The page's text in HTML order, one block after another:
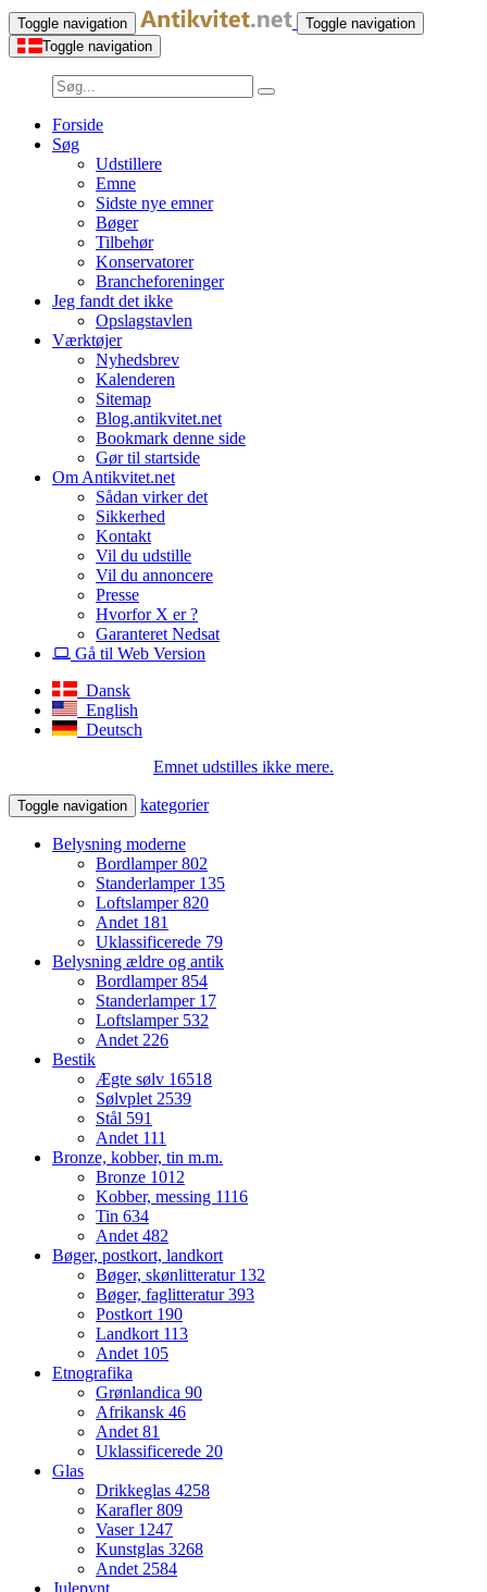
Toggle navigation
Toggle navigation
Toggle navigation
Forside
Søg
Udstillere
Emne
Sidste nye emner
Bøger
Tilbehør
Konservatorer
Brancheforeninger
Jeg fandt det ikke
Opslagstavlen
Værktøjer
Nyhedsbrev
Kalenderen
Sitemap
Blog.antikvitet.net
Bookmark denne side
Gør til startside
Om Antikvitet.net
Sådan virker det
Sikkerhed
Kontakt
Vil du udstille
Vil du annoncere
Presse
Hvorfor X er ?
Garanteret Nedsat
Gå til Web Version
Dansk
English
Deutsch
Emnet udstilles ikke mere.
Toggle navigation kategorier
Belysning moderne
Bordlamper802
Standerlamper 135
Loftslamper820
Andet 181
Uklassificerede 79
Belysning ældre og antik
Bordlamper854
Standerlamper 17
Loftslamper 532
Andet 226
Bestik
Ægte sølv 16518
Sølvplet 2539
Stål 591
Andet 111
Bronze, kobber, tin m.m.
Bronze 1012
Kobber, messing 1116
Tin 634
Andet 482
Bøger, postkort, landkort
Bøger, skønlitteratur 132
Bøger, faglitteratur393
Postkort 190
Landkort 113
Andet 105
Etnografika
Grønlandica 90
Afrikansk 46
Andet 81
Uklassificerede 20
Glas
Drikkeglas 4258
Karafler809
Vaser 1247
Kunstglas 3268
Andet 2584
Julepynt